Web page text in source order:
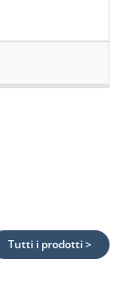
Tutti i prodotti >